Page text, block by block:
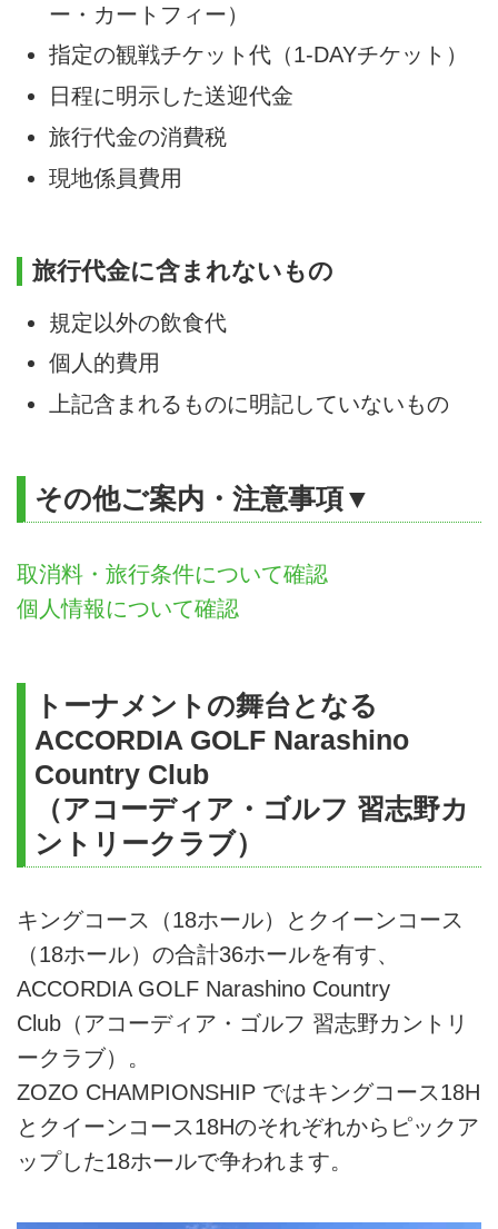
ー・カートフィー）
指定の観戦チケット代（1-DAYチケット）
日程に明示した送迎代金
旅行代金の消費税
現地係員費用
旅行代金に含まれないもの
規定以外の飲食代
個人的費用
上記含まれるものに明記していないもの
その他ご案内・注意事項▼
取消料・旅行条件について確認
個人情報について確認
トーナメントの舞台となる
ACCORDIA GOLF Narashino
Country Club
（アコーディア・ゴルフ 習志野カ
ントリークラブ）
キングコース（18ホール）とクイーンコース
（18ホール）の合計36ホールを有す、
ACCORDIA GOLF Narashino Country
Club（アコーディア・ゴルフ 習志野カントリ
ークラブ）。
ZOZO CHAMPIONSHIP ではキングコース18H
とクイーンコース18Hのそれぞれからピックア
ップした18ホールで争われます。